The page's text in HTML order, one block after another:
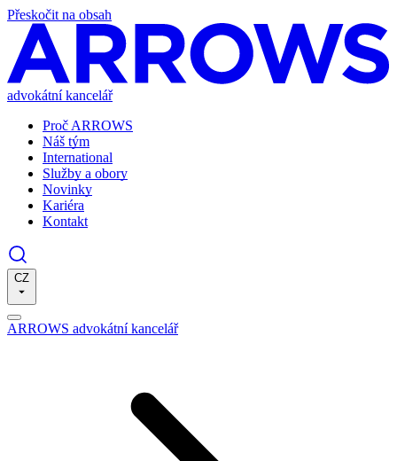
Přeskočit na obsah
advokátní kancelář
Proč ARROWS
Náš tým
International
Služby a obory
Novinky
Kariéra
Kontakt
CZ
ARROWS advokátní kancelář